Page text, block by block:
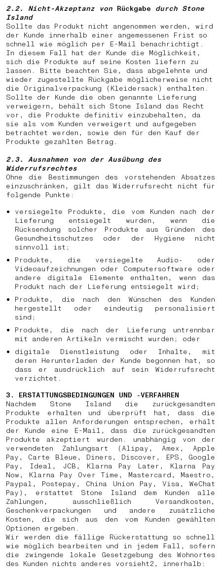
2.2.
Nicht-Akzeptanz von Rückgabe durch Stone
Island
Sollte das Produkt nicht angenommen werden, wird
der Kunde innerhalb einer angemessenen Frist so
schnell wie möglich per E-Mail benachrichtigt.
In diesem Fall hat der Kunde die Möglichkeit,
sich die Produkte auf seine Kosten liefern zu
lassen. Bitte beachten Sie, dass abgelehnte und
wieder zugestellte Rückgabe möglicherweise nicht
die Originalverpackung (Kleidersack) enthalten.
Sollte der Kunde die oben genannte Lieferung
verweigern, behält sich Stone Island das Recht
vor, die Produkte definitiv einzubehalten, da
sie als vom Kunden verweigert und aufgegeben
betrachtet werden, sowie den für den Kauf der
Produkte gezahlten Betrag.
2.3. Ausnahmen von der Ausübung des
Widerrufsrechtes
Ohne die Bestimmungen des vorstehenden Absatzes
einzuschränken, gilt das Widerrufsrecht nicht für
folgende Punkte:
versiegelte Produkte, die vom Kunden nach der
Lieferung entsiegelt wurden, wenn die
Rücksendung solcher Produkte aus Gründen des
Gesundheitsschutzes oder der Hygiene nicht
sinnvoll ist;
Produkte, die versiegelte Audio- oder
Videoaufzeichnungen oder Computersoftware oder
andere digitale Elemente enthalten, wenn das
Produkt nach der Lieferung entsiegelt wird;
Produkte, die nach den Wünschen des Kunden
hergestellt oder eindeutig personalisiert
sind;
Produkte, die nach der Lieferung untrennbar
mit anderen Artikeln vermischt wurden; oder
digitale Dienstleistung oder Inhalte, mit
deren Herunterladen der Kunde begonnen hat, so
dass er ausdrücklich auf sein Widerrufsrecht
verzichtet.
3. ERSTATTUNGSBEDINGUNGEN UND -VERFAHREN
Nachdem Stone Island die zurückgesandten
Produkte erhalten und überprüft hat, dass die
Produkte allen Anforderungen entsprechen, erhält
der Kunde eine E-Mail, dass die zurückgesandten
Produkte akzeptiert wurden. unabhängig von der
verwendeten Zahlungsart (Alipay, Amex, Apple
Pay, Carte Bleue, Diners, Discover, EPS, Google
Pay, Ideal, JCB, Klarna Pay Later, Klarna Pay
Now, Klarna Pay Over Time, Mastercard, Maestro,
Paypal, Postepay, China Union Pay, Visa, WeChat
Pay), erstattet Stone Island dem Kunden alle
Zahlungen, ausschließlich Versandkosten,
Geschenkverpackungen und andere zusätzliche
Kosten, die sich aus den vom Kunden gewählten
Optionen ergeben.
Wir werden die fällige Rückerstattung so schnell
wie möglich bearbeiten und in jedem Fall, sofern
die zwingende lokale Gesetzgebung des Wohnortes
des Kunden nichts anderes vorsieht2 , innerhalb: